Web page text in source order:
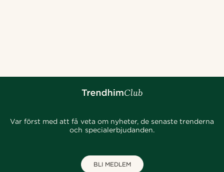
Var först med att få veta om nyheter, de senaste trenderna
och specialerbjudanden.
BLI MEDLEM